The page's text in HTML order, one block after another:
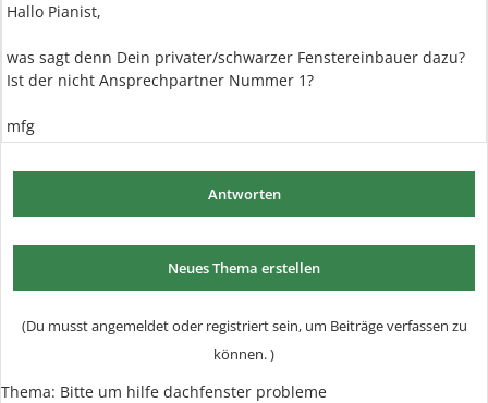
Hallo Pianist,
was sagt denn Dein privater/schwarzer Fenstereinbauer dazu?
Ist der nicht Ansprechpartner Nummer 1?
mfg
Antworten
Neues Thema erstellen
(Du musst angemeldet oder registriert sein, um Beiträge verfassen zu
können. )
Thema: Bitte um hilfe dachfenster probleme